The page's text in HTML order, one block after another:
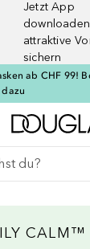
Jetzt App
attraktive
sichern
ab CHF 99!
CALM™